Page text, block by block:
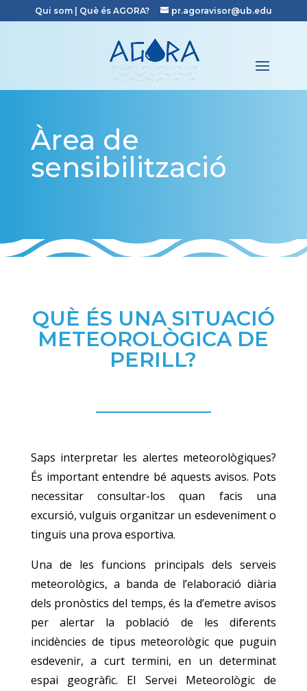
Qui som Què és AGORA? pr.agoravisor@ub.edu
Àrea de
sensibilització
QUÈ ÉS UNA SITUACIÓ
METEOROLÒGICA DE
PERILL?
Saps interpretar les alertes meteorològiques?
És important entendre bé aquests avisos. Pots
necessitar consultar-los quan facis una
excursió, vulguis organitzar un esdeveniment o
tinguis una prova esportiva.
Una de les funcions principals dels serveis
meteorològics, a banda de l’elaboració diària
dels pronòstics del temps, és la d’emetre avisos
per alertar la població de les diferents
incidències de tipus meteorològic que puguin
esdevenir, a curt termini, en un determinat
espai geogràfic. El Servei Meteorològic de